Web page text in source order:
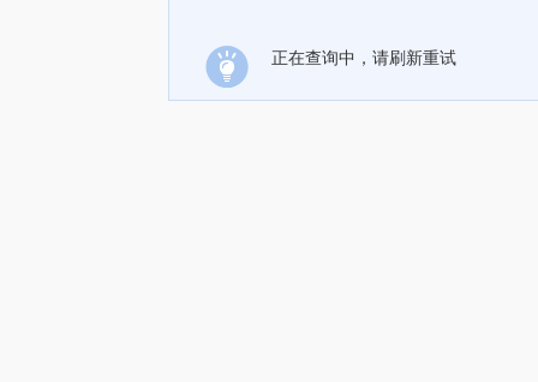
正在查询中，请刷新重试